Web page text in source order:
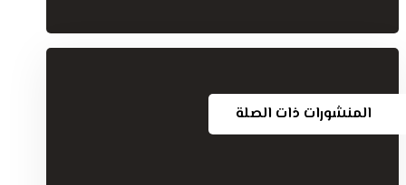
المنشورات ذات الصلة